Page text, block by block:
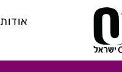
אודות